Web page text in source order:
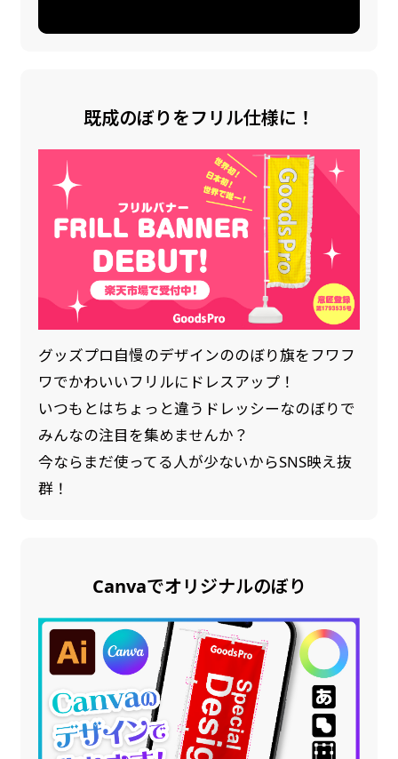
既成のぼりをフリル仕様に！
グッズプロ自慢のデザインののぼり旗をフワフ
ワでかわいいフリルにドレスアップ！
いつもとはちょっと違うドレッシーなのぼりで
みんなの注目を集めませんか？
今ならまだ使ってる人が少ないからSNS映え抜
群！
Canvaでオリジナルのぼり